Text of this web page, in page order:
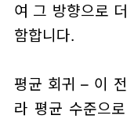
여 그 방향으로
함합니다.
평균 회귀 – 이
라 평균 수준으